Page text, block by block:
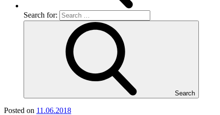
Search for:
Search
Posted on 11.06.2018